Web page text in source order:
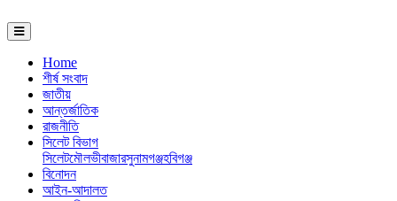
Home
শীর্ষ সংবাদ
জাতীয়
আন্তর্জাতিক
রাজনীতি
সিলেট বিভাগ
সিলেটমৌলভীবাজারসুনামগঞ্জহবিগঞ্জ
বিনোদন
আইন-আদালত